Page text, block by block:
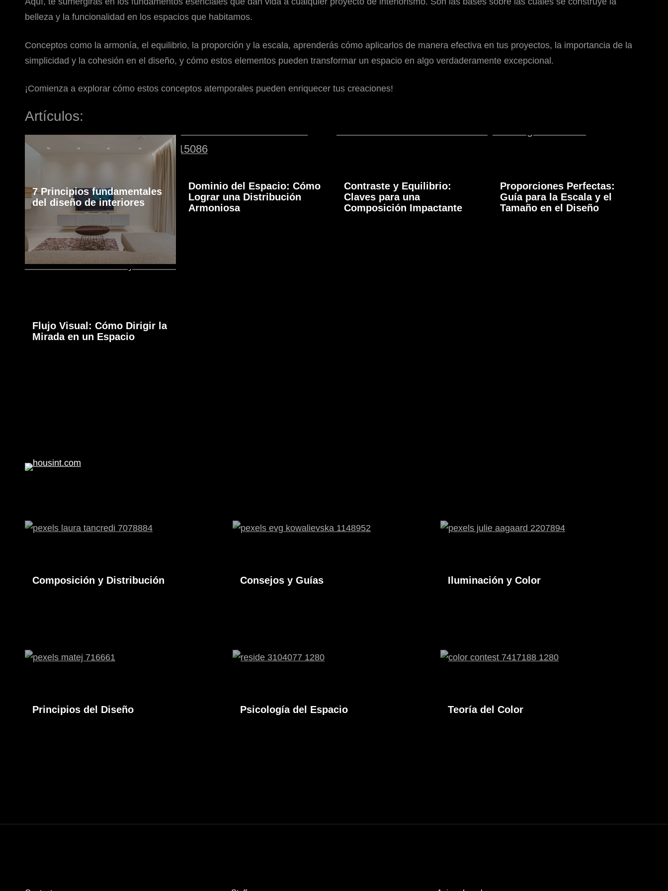
belleza y la funcionalidad en los espacios que habitamos.
Conceptos como la armonía, el equilibrio, la proporción y la escala, aprenderás cómo aplicarlos de manera efectiva en tus proyectos, la importancia de la
simplicidad y la cohesión en el diseño, y cómo estos elementos pueden transformar un espacio en algo verdaderamente excepcional.
¡Comienza a explorar cómo estos conceptos atemporales pueden enriquecer tus creaciones!
Artículos:
7 Principios fundamentales
del diseño de interiores
Dominio del Espacio: Cómo
Lograr una Distribución
Armoniosa
Contraste y Equilibrio:
Claves para una
Composición Impactante
Proporciones Perfectas:
Guía para la Escala y el
Tamaño en el Diseño
Flujo Visual: Cómo Dirigir la
Mirada en un Espacio
Composición y Distribución Consejos y Guías Iluminación y Color
Principios del Diseño Psicología del Espacio Teoría del Color